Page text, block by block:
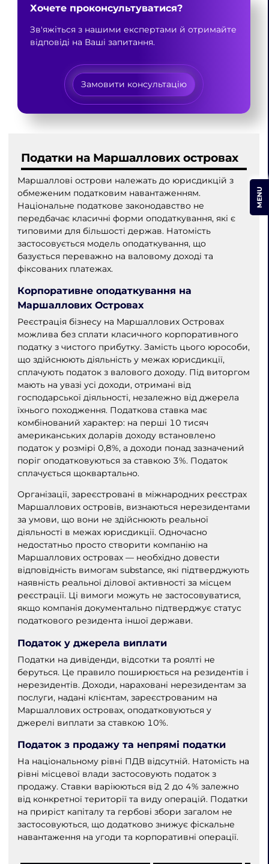
Хочете проконсультуватися?
Зв'яжіться з нашими експертами й отримайте
відповіді на Ваші запитання.
Замовити консультацію
Податки на Маршаллових островах
Маршаллові острови належать до юрисдикцій з
обмеженим податковим навантаженням.
Національне податкове законодавство не
передбачає класичні форми оподаткування, які є
типовими для більшості держав. Натомість
застосовується модель оподаткування, що
базується переважно на валовому доході та
фіксованих платежах.
Корпоративне оподаткування на
Маршаллових Островах
Реєстрація бізнесу на Маршаллових Островах
можлива без сплати класичного корпоративного
податку з чистого прибутку. Замість цього юрособи,
що здійснюють діяльність у межах юрисдикції,
сплачують податок з валового доходу. Під виторгом
мають на увазі усі доходи, отримані від
господарської діяльності, незалежно від джерела
їхнього походження. Податкова ставка має
комбінований характер: на перші 10 тисяч
американських доларів доходу встановлено
податок у розмірі 0,8%, а доходи понад зазначений
поріг оподатковуються за ставкою 3%. Податок
сплачується щоквартально.
Організації, зареєстровані в міжнародних реєстрах
Маршаллових островів, визнаються нерезидентами
за умови, що вони не здійснюють реальної
діяльності в межах юрисдикції. Одночасно
недостатньо просто створити компанію на
Маршаллових островах — необхідно довести
відповідність вимогам substance, які підтверджують
наявність реальної ділової активності за місцем
реєстрації. Ці вимоги можуть не застосовуватися,
якщо компанія документально підтверджує статус
податкового резидента іншої держави.
Податок у джерела виплати
Податки на дивіденди, відсотки та роялті не
беруться. Це правило поширюється на резидентів і
нерезидентів. Доходи, нараховані нерезидентам за
послуги, надані клієнтам, зареєстрованим на
Маршаллових островах, оподатковуються у
джерелі виплати за ставкою 10%.
Податок з продажу та непрямі податки
На національному рівні ПДВ відсутній. Натомість на
рівні місцевої влади застосовують податок з
продажу. Ставки варіюються від 2 до 4% залежно
від конкретної території та виду операцій. Податки
на приріст капіталу та гербові збори загалом не
застосовуються, що додатково знижує фіскальне
навантаження на угоди та корпоративні операції.
MENU